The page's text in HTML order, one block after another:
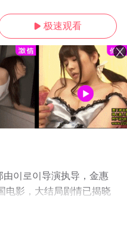
 极速观看
이로이导演执导，金惠
电影，大结局剧情已揭晓
未删减完整版电影大全就